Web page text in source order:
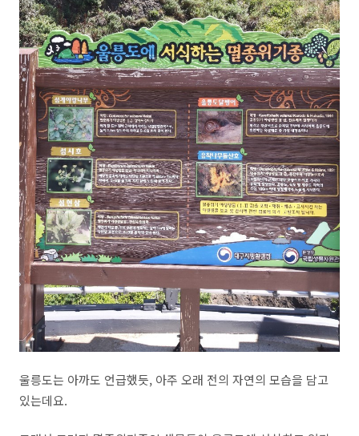
울릉도는 아까도 언급했듯, 아주 오래 전의 자연의 모습을 담고
있는데요.